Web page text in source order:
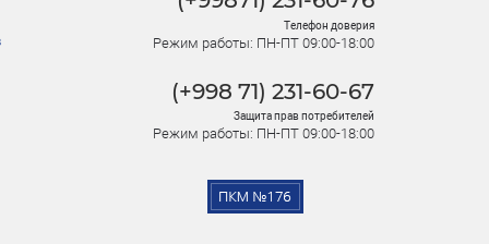
Телефон доверия
Режим работы: ПН-ПТ 09:00-18:00
(+998 71) 231-60-67
Защита прав потребителей
Режим работы: ПН-ПТ 09:00-18:00